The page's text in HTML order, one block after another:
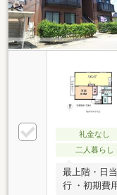
礼金なし
二人暮らし
最上階・日
行 ・初期費